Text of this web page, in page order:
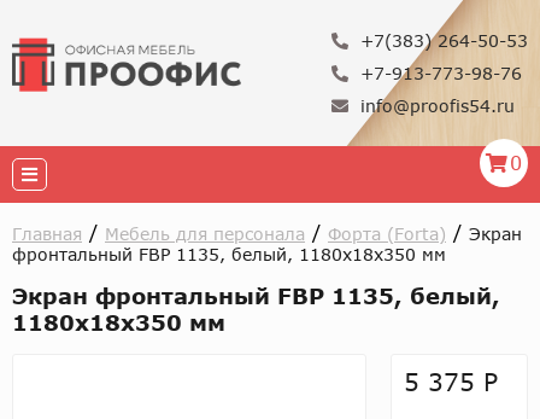
+7(383) 264-50-53
+7-913-773-98-76
info@proofis54.ru
0
Главная / Мебель для персонала / Форта (Forta) / Экран
фронтальный FBP 1135, белый, 1180х18х350 мм
Экран фронтальный FBP 1135, белый,
1180х18х350 мм
5 375 Р